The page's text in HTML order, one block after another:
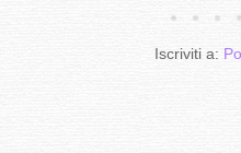
Iscriviti a: